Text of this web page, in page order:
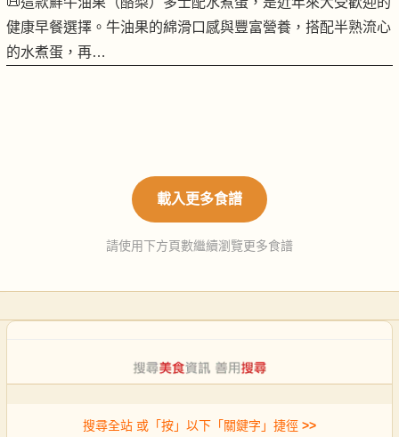
健康早餐選擇。牛油果的綿滑口感與豐富營養，搭配半熟流心
的水煮蛋，再…
載入更多食譜
請使用下方頁數繼續瀏覽更多食譜
搜尋全站 或「按」以下「關鍵字」捷徑 >>